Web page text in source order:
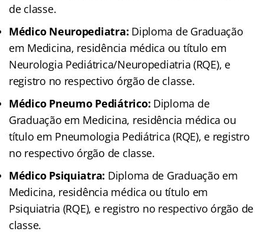
de classe.
Médico Neuropediatra: Diploma de Graduação
em Medicina, residência médica ou título em
Neurologia Pediátrica/Neuropediatria (RQE), e
registro no respectivo órgão de classe.
Médico Pneumo Pediátrico: Diploma de
Graduação em Medicina, residência médica ou
título em Pneumologia Pediátrica (RQE), e registro
no respectivo órgão de classe.
Médico Psiquiatra: Diploma de Graduação em
Medicina, residência médica ou título em
Psiquiatria (RQE), e registro no respectivo órgão de
classe.